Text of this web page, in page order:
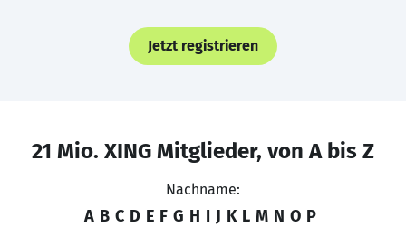
Jetzt registrieren
21 Mio. XING Mitglieder, von A bis Z
Nachname:
A B C D E F G H I J K L M N O P